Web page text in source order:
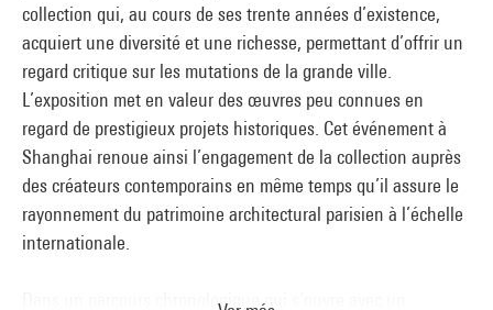
collection qui, au cours de ses trente années d’existence,
acquiert une diversité et une richesse, permettant d’offrir un
regard critique sur les mutations de la grande ville.
L’exposition met en valeur des œuvres peu connues en
regard de prestigieux projets historiques. Cet événement à
Shanghai renoue ainsi l’engagement de la collection auprès
des créateurs contemporains en même temps qu’il assure le
rayonnement du patrimoine architectural parisien à l’échelle
internationale.
Dans un parcours chronologique qui s’ouvre avec un